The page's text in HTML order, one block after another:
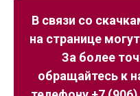
В связи со
на странице
За более
обращайтесь к